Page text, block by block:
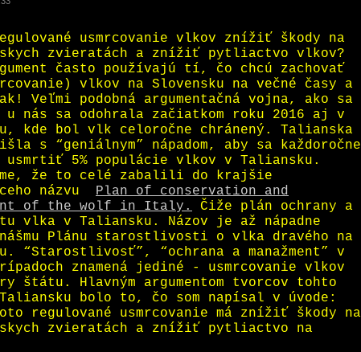
usmrcovanie vlkov znížiť škody na
zvieratách a znížiť pytliactvo vlkov?
často používajú tí, čo chcú zachovať
vlkov na Slovensku na večné časy a
Veľmi podobná argumentačná vojna, ako sa
u nás sa odohrala začiatkom roku 2016 aj v
kde bol vlk celoročne chránený. Talianska
s “geniálnym” nápadom, aby sa každoročne
5% populácie vlkov v Taliansku.
že to celé zabalili do krajšie
názvu Plan of conservation and
of the wolf in Italy.
Čiže plán ochrany a
vlka v Taliansku. Názov je až nápadne
nášmu Plánu starostlivosti o vlka dravého na
“Starostlivosť”, “ochrana a manažment” v
znamená jediné - usmrcovanie vlkov
štátu. Hlavným argumentom tvorcov tohto
bolo to, čo som napísal v úvode:
regulované usmrcovanie má znížiť škody na
zvieratách a znížiť pytliactvo na